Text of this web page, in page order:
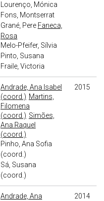
Lourenço, Mónica
Fons, Montserrat
Grané, Pere Faneca,
Rosa
Melo-Pfeifer, Sílvia
Pinto, Susana
Fraile, Victoria
Andrade, Ana Isabel
(coord.) Martins,
Filomena
(coord.) Simões,
Ana Raquel
(coord.)
Pinho, Ana Sofia
(coord.)
Sá, Susana
(coord.)
2015
Andrade, Ana
2014